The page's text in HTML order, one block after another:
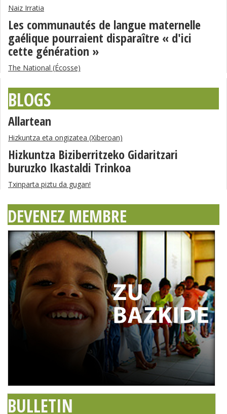
Naiz Irratia
Les communautés de langue maternelle
gaélique pourraient disparaître « d'ici
cette génération »
The National (Écosse)
BLOGS
Allartean
Hizkuntza eta ongizatea (Xiberoan)
Hizkuntza Biziberritzeko Gidaritzari
buruzko Ikastaldi Trinkoa
Txinparta piztu da gugan!
DEVENEZ MEMBRE
BULLETIN